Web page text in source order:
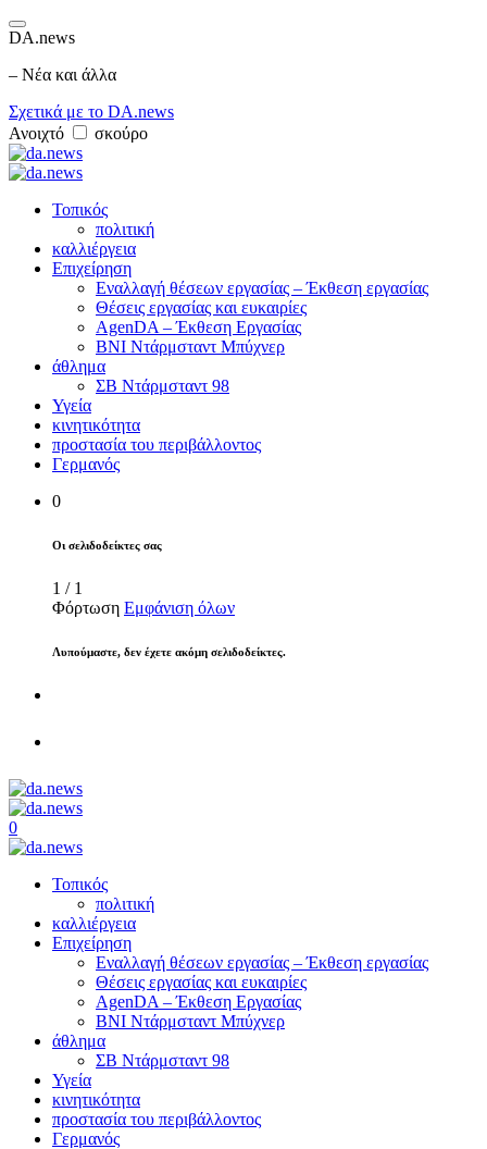
DA.news
– Νέα και άλλα
Σχετικά με το DA.news
Ανοιχτό
σκούρο
Τοπικός
πολιτική
καλλιέργεια
Επιχείρηση
Εναλλαγή θέσεων εργασίας – Έκθεση εργασίας
Θέσεις εργασίας και ευκαιρίες
AgenDA – Έκθεση Εργασίας
BNI Ντάρμσταντ Μπύχνερ
άθλημα
ΣΒ Ντάρμσταντ 98
Υγεία
κινητικότητα
προστασία του περιβάλλοντος
Γερμανός
0
Οι σελιδοδείκτες σας
1 / 1
Φόρτωση Εμφάνιση όλων
Λυπούμαστε, δεν έχετε ακόμη σελιδοδείκτες.
0
Τοπικός
πολιτική
καλλιέργεια
Επιχείρηση
Εναλλαγή θέσεων εργασίας – Έκθεση εργασίας
Θέσεις εργασίας και ευκαιρίες
AgenDA – Έκθεση Εργασίας
BNI Ντάρμσταντ Μπύχνερ
άθλημα
ΣΒ Ντάρμσταντ 98
Υγεία
κινητικότητα
προστασία του περιβάλλοντος
Γερμανός